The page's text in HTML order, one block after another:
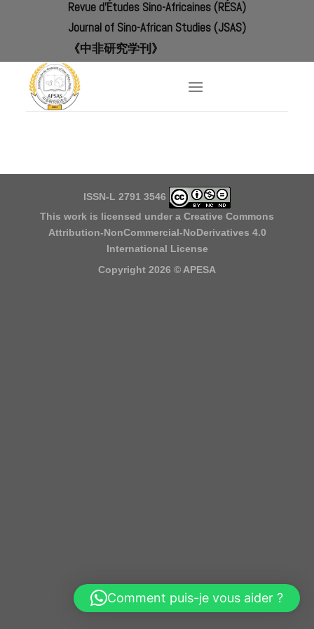
Revue d'Études Sino-Africaines (RÉSA)
Journal of Sino-African Studies (JSAS)
《中非研究学刊》
ISSN-L 2791 3546
This work is licensed under a Creative Commons
Attribution-NonCommercial-NoDerivatives 4.0
International License
Copyright 2026 © APESA
Comment puis-je vous aider ?